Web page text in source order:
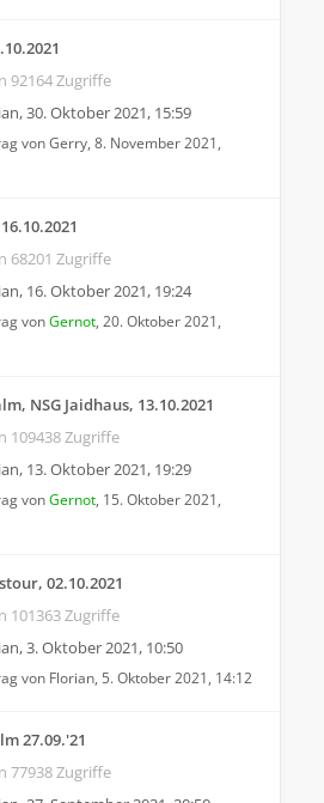
92164 Zugriffe
,30. Oktober 2021, 15:59
vonGerry, 8. November 2021,
68201 Zugriffe
, 16. Oktober 2021, 19:24
vonGernot, 20. Oktober 2021,
NSG Jaidhaus, 13.10.2021
109438 Zugriffe
, 13. Oktober 2021, 19:29
vonGernot, 15. Oktober 2021,
02.10.2021
101363 Zugriffe
,3. Oktober 2021, 10:50
von Florian, 5. Oktober 2021, 14:12
27.09.'21
77938 Zugriffe